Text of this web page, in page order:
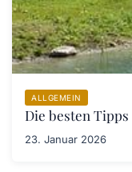
ALLGEMEIN
Die besten
23. Januar 2026